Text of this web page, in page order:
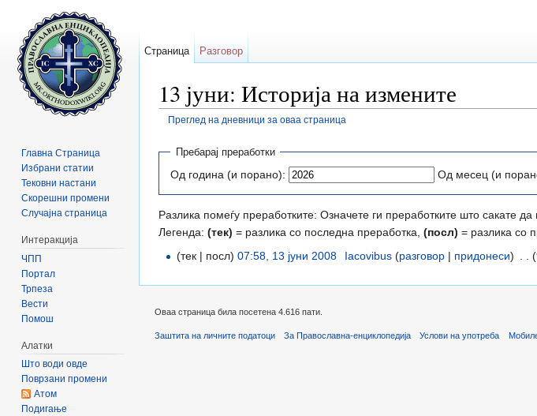
13 јуни: Историја на измените
Преглед на дневници за оваа страница
Пребарај преработки
Од година (и порано): Од месец (и
Разлика помеѓу преработките: Означете ги преработките што сакате
Легенда: (тек) = разлика со последна преработка, (посл) = разлика со
(тек | посл) 07:58, 13 јуни 2008 Iacovibus (разговор| придонеси)
Страница Разговор
Главна Страница
Избрани статии
Тековни настани
Скорешни промени
Случајна страница
Интеракција
ЧПП
Портал
Трпеза
Вести
Помош
Алатки
Што води овде
Поврзани промени
Атом
Подигање
Оваа страница била посетена 4.616 пати.
Заштита на личните податоци За Православна-енциклопедија Услови на употреба